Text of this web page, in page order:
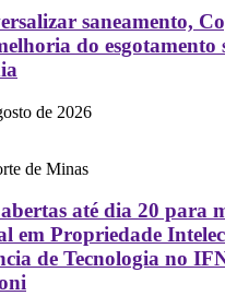
saneamento,
do esgotamento
de 2026
de Minas
até dia 20 para
em Propriedade
de Tecnologia no